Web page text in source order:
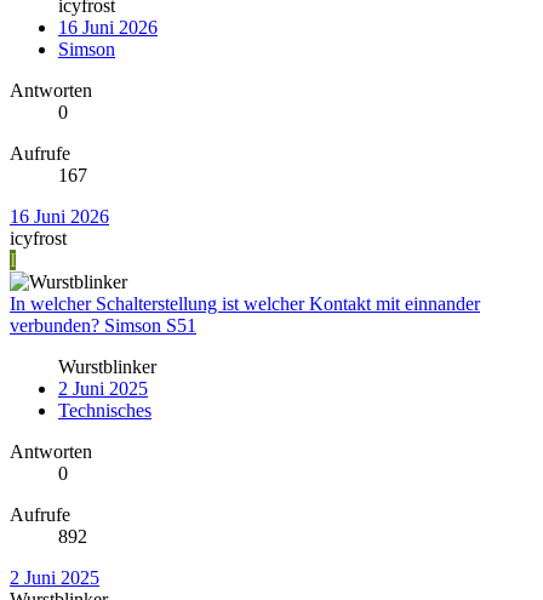
icyfrost
16 Juni 2026
Simson
Antworten
0
Aufrufe
167
16 Juni 2026
icyfrost
I
In welcher Schalterstellung ist welcher Kontakt mit einnander
verbunden? Simson S51
Wurstblinker
2 Juni 2025
Technisches
Antworten
0
Aufrufe
892
2 Juni 2025